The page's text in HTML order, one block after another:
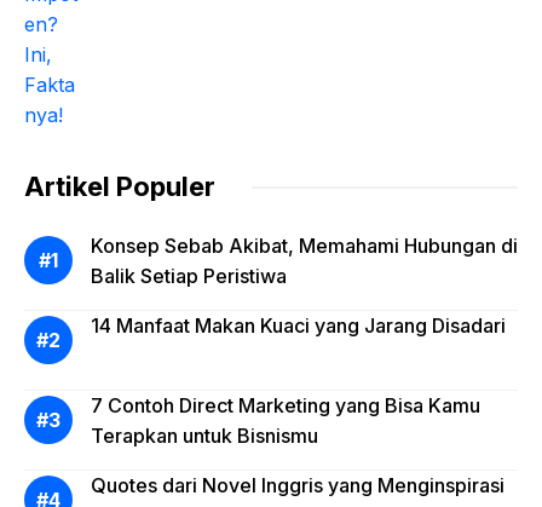
Artikel Populer
Konsep Sebab Akibat, Memahami Hubungan di
Balik Setiap Peristiwa
14 Manfaat Makan Kuaci yang Jarang Disadari
7 Contoh Direct Marketing yang Bisa Kamu
Terapkan untuk Bisnismu
Quotes dari Novel Inggris yang Menginspirasi